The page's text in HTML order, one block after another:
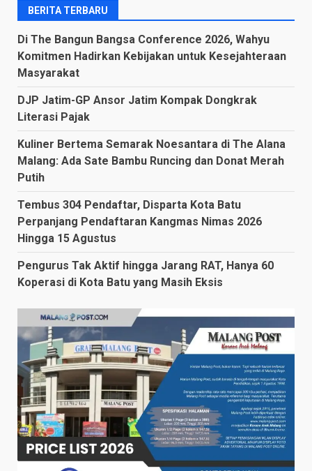
BERITA TERBARU
Di The Bangun Bangsa Conference 2026, Wahyu
Komitmen Hadirkan Kebijakan untuk Kesejahteraan
Masyarakat
DJP Jatim-GP Ansor Jatim Kompak Dongkrak
Literasi Pajak
Kuliner Bertema Semarak Noesantara di The Alana
Malang: Ada Sate Bambu Runcing dan Donat Merah
Putih
Tembus 304 Pendaftar, Disparta Kota Batu
Perpanjang Pendaftaran Kangmas Nimas 2026
Hingga 15 Agustus
Pengurus Tak Aktif hingga Jarang RAT, Hanya 60
Koperasi di Kota Batu yang Masih Eksis